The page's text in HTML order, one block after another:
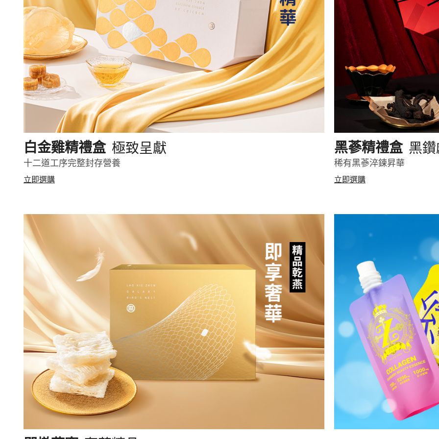
白金雞精禮盒 極致呈獻
十二道工序完整封存營養
立即選購
黑蔘精禮盒 黑
稀有黑蔘淬鍊昇華
立即選購